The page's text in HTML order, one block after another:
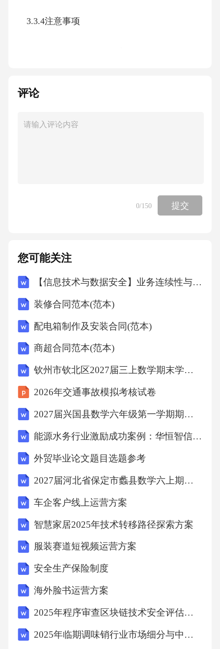
3.3.4注意事项
四、商业模式创新与盈利模式重构
4.1.2收入结构优化瓶颈
4.1.3收入结构优化的成效
4.1.4注意事项
4.2基于场景的商业场景创新
4.2.2场景创新案例
4.2.4注意事项
4.3基于数据的精准营销体系构建
4.3.1四层模型
4.3.2精准营销难点
评论
0/150 提交
您可能关注
【信息技术与数据安全】业务连续性与灾备专项审计计划
装修合同范本(范本)
配电箱制作及安装合同(范本)
商超合同范本(范本)
钦州市钦北区2027届三上数学期末学业水平测试模拟试题含解析
2026年交通事故模拟考核试卷
2027届兴国县数学六年级第一学期期末综合测试试题含解析
能源水务行业激励成功案例：华恒智信破解总额受限下激励难题
外贸毕业论文题目选题参考
2027届河北省保定市蠡县数学六上期末检测模拟试题含解析
车企客户线上运营方案
智慧家居2025年技术转移路径探索方案
服装赛道短视频运营方案
安全生产保险制度
海外脸书运营方案
2025年程序审查区块链技术安全评估方案
2025年临期调味销行业市场细分与中小企业差异化竞争